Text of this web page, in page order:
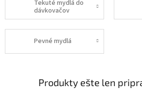
Tekuté mydlá do
dávkovačov
Pevné mydlá
Produkty ešte len